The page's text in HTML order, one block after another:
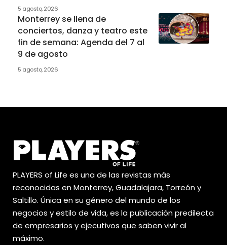
5 agosto, 2026
Monterrey se llena de
conciertos, danza y teatro este
fin de semana: Agenda del 7 al
9 de agosto
5 agosto, 2026
PLAYERS of Life es una de las revistas más
reconocidas en Monterrey, Guadalajara, Torreón y
Saltillo. Única en su género del mundo de los
negocios y estilo de vida, es la publicación predilecta
de empresarios y ejecutivos que saben vivir al
máximo.